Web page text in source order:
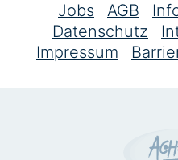
Jobs
AGB
Datenschutz
Impressum